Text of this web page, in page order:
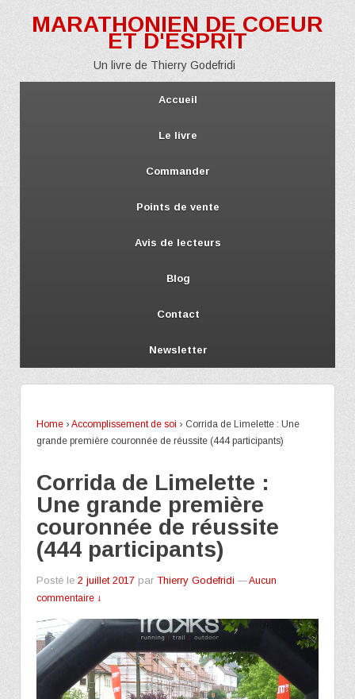
MARATHONIEN DE COEUR
ET D'ESPRIT
Un livre de Thierry Godefridi
Accueil
Le livre
Commander
Points de vente
Avis de lecteurs
Blog
Contact
Newsletter
Home › Accomplissement de soi › Corrida de Limelette : Une
grande première couronnée de réussite (444 participants)
Corrida de Limelette :
Une grande première
couronnée de réussite
(444 participants)
Posté le 2 juillet 2017 par Thierry Godefridi —Aucun
commentaire ↓